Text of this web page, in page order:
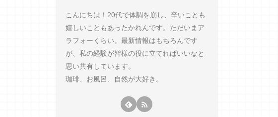
こんにちは！20代で体調を崩し、辛いことも
嬉しいこともあったかれんです。ただいまア
ラフォーくらい。最新情報はもちろんです
が、私の経験が皆様の役に立てればいいなと
思い共有しています。
珈琲、お風呂、自然が大好き。